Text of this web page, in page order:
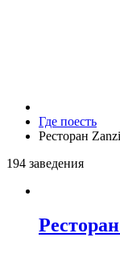
Где поесть
Ресторан
194 заведения